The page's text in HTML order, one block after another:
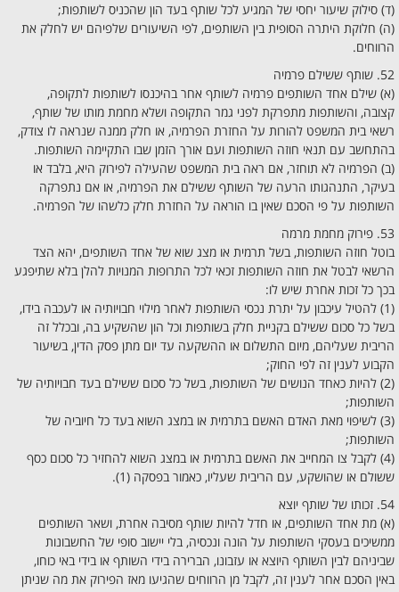
(ד) סילוק שיעור יחסי של המגיע לכל שותף בעד הון שהכניס לשותפות;
(ה) חלוקת היתרה הסופית בין השותפים, לפי השיעורים שלפיהם יש לחלק את
הרווחים.
52. שותף ששילם פרמיה
(א) שילם אחד השותפים פרמיה לשותף אחר בהיכנסו לשותפות לתקופה,
קצובה, והשותפות מתפרקת לפני גמר התקופה ושלא מחמת מותו של שותף,
רשאי בית המשפט להורות על החזרת הפרמיה, או חלק ממנה שנראה לו צודק,
בהתחשב עם תנאי חוזה השותפות ועם אורך הזמן שבו התקיימה השותפות.
(ב) הפרמיה לא תוחזר, אם ראה בית המשפט שהעילה לפירוק היא, בלבד או
בעיקר, התנהגותו הרעה של השותף ששילם את הפרמיה, או אם נתפרקה
השותפות על פי הסכם שאין בו הוראה על החזרת חלק כלשהו של הפרמיה.
53. פירוק מחמת מרמה
בוטל חוזה השותפות, בשל תרמית או מצג שוא של אחד השותפים, יהא הצד
הרשאי לבטל את חוזה השותפות זכאי לכל התרופות המנויות להלן בלא שתיפגע
בכך כל זכות אחרת שיש לו:
(1) להטיל עיכבון על יתרת נכסי השותפות לאחר מילוי חבויותיה או לעכבה בידו,
בשל כל סכום ששילם בקניית חלק בשותפות וכל הון שהשקיע בה, ובכלל זה
הריבית שעליהם, מיום התשלום או ההשקעה עד יום מתן פסק הדין, בשיעור
הקבוע לענין זה לפי החוק;
(2) להיות כאחד הנושים של השותפות, בשל כל סכום ששילם בעד חבויותיה של
השותפות;
(3) לשיפוי מאת האדם האשם בתרמית או במצג השוא בעד כל חיוביה של
השותפות;
(4) לקבל צו המחייב את האשם בתרמית או במצג השוא להחזיר כל סכום כסף
ששולם או שהושקע, עם הריבית שעליו, כאמור בפסקה (1).
54. זכותו של שותף יוצא
(א) מת אחד השותפים, או חדל להיות שותף מסיבה אחרת, ושאר השותפים
ממשיכים בעסקי השותפות על הונה ונכסיה, בלי יישוב סופי של החשבונות
שביניהם לבין השותף היוצא או עזבונו, הברירה בידי השותף או בידי באי כוחו,
באין הסכם אחר לענין זה, לקבל מן הרווחים שהגיעו מאז הפירוק את מה שניתן